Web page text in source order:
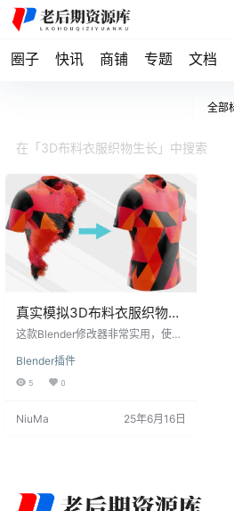
圈子 快讯 商铺 专题 文档
全部
真实模拟3D布料衣服织物生
长动画Blender修改器效果预
这款Blender修改器非常实用，使用
展示效果特别好。 注意这个是修改
器，不是Blender插件，直接打开使
所选位置附近动态缩放的线程粒
Blender插件
5 0
NiuMa 25年6月16日